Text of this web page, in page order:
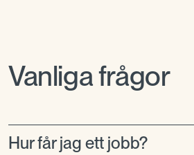
Vanliga frågor
Hur får jag ett jobb?